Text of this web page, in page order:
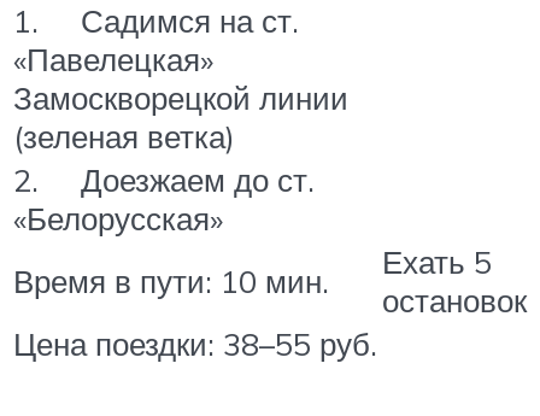
1. Садимся на ст.
«Павелецкая»
Замоскворецкой линии
(зеленая ветка)
2. Доезжаем до ст.
«Белорусская»
Время в пути: 10 мин.
Ехать 5
остановок
Цена поездки: 38–55 руб.